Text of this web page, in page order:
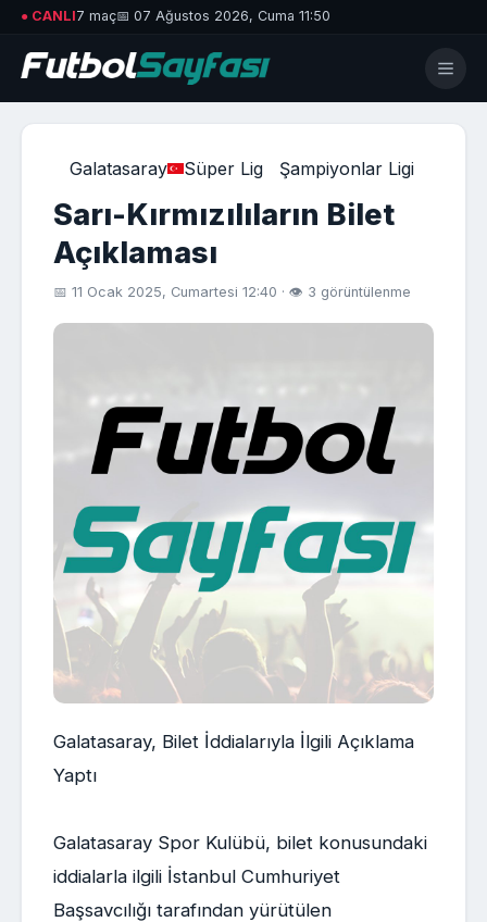
● CANLI7 maç📅 07 Ağustos 2026, Cuma 11:50
Galatasaray Süper Lig Şampiyonlar Ligi
Sarı-Kırmızılıların Bilet
Açıklaması
📅 11 Ocak 2025, Cumartesi 12:40 · 👁 3 görüntülenme
Galatasaray, Bilet İddialarıyla İlgili Açıklama
Yaptı
Galatasaray Spor Kulübü, bilet konusundaki
iddialarla ilgili İstanbul Cumhuriyet
Başsavcılığı tarafından yürütülen